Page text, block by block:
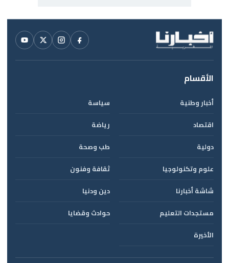
الأقسام
أخبار وطنية
سياسة
اقتصاد
رياضة
دولية
طب وصحة
علوم وتكنولوجيا
ثقافة وفنون
شاشة أخبارنا
دين ودنيا
مستجدات التعليم
حوادث وقضايا
الأخيرة